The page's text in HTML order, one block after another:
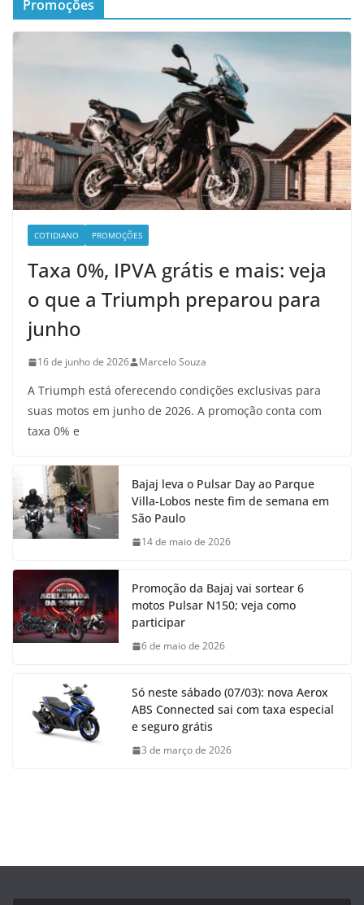
Promoções
COTIDIANO PROMOÇÕES
Taxa 0%, IPVA grátis e mais: veja
o que a Triumph preparou para
junho
16 de junho de 2026 Marcelo Souza
A Triumph está oferecendo condições exclusivas para
suas motos em junho de 2026. A promoção conta com
taxa 0% e
Bajaj leva o Pulsar Day ao Parque
Villa-Lobos neste fim de semana em
São Paulo
14 de maio de 2026
Promoção da Bajaj vai sortear 6
motos Pulsar N150; veja como
participar
6 de maio de 2026
Só neste sábado (07/03): nova Aerox
ABS Connected sai com taxa especial
e seguro grátis
3 de março de 2026